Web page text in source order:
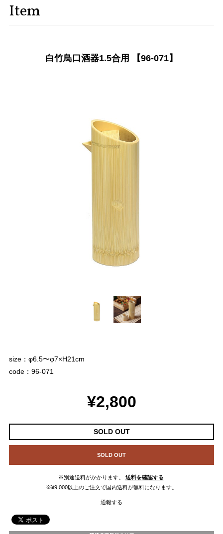
Item
白竹鳥口酒器1.5合用 【96-071】
size：φ6.5〜φ7×H21cm
code：96-071
¥2,800
SOLD OUT
SOLD OUT
※別途送料がかかります。
送料を確認する
※¥9,000以上のご注文で国内送料が無料になります。
通報する